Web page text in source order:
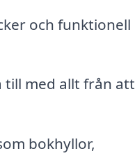
och funktionell
till med allt från att
bokhyllor,